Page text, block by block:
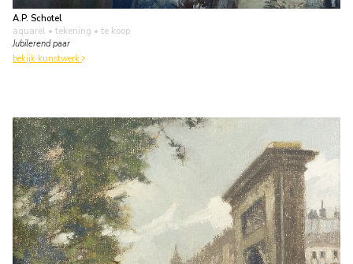
A.P. Schotel
aquarel • tekening • te koop
Jubilerend paar
bekijk kunstwerk